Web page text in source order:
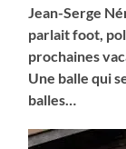
Jean-Serge
parlait foot,
prochaines
Une balle qui
balles…